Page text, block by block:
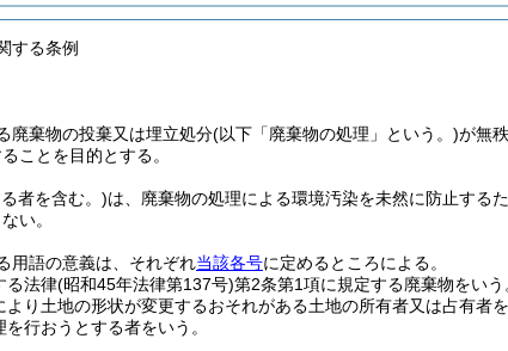
する条例
廃棄物の投棄又は埋立処分(以下「廃棄物の処理」という。)が無
ことを目的とする。
者を含む。)は、廃棄物の処理による環境汚染を未然に防止する
い。
用語の意義は、それぞれ当該各号に定めるところによる。
る法律(昭和45年法律第137号)第2条第1項に規定する廃棄物をいう
り土地の形状が変更するおそれがある土地の所有者又は占有者を
行おうとする者をいう。